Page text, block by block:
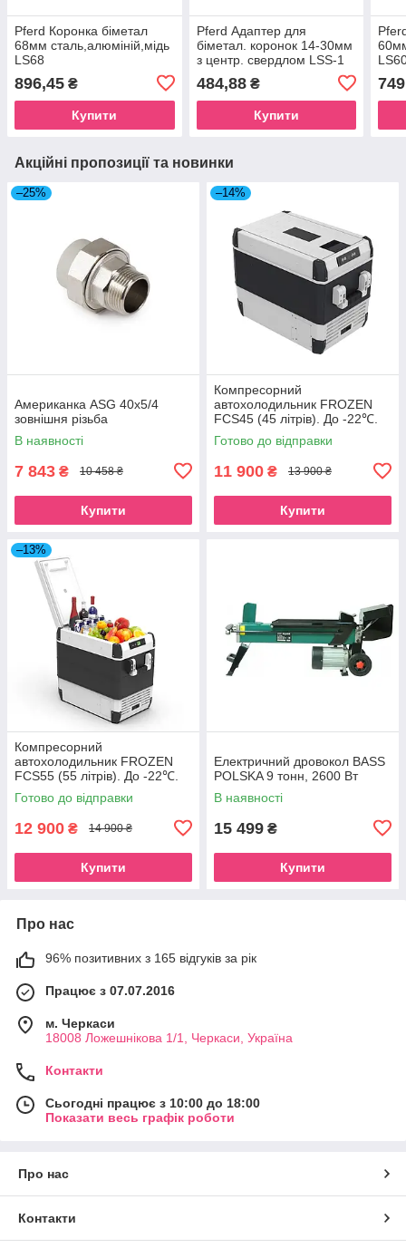
Pferd Коронка біметал
68мм сталь,алюміній,мідь
LS68
896,45 ₴
Купити
Pferd Адаптер для
біметал. коронок 14-30мм
з центр. свердлом LSS-1
484,88₴
Купити
Акційні пропозиції та новинки
–25%
Американка ASG 40x5/4
зовнішня різьба
В наявності
7 843 ₴ 10 458 ₴
Купити
–14%
Компресорний
автохолодильник FROZEN
FCS45 (45 літрів). До -22℃.
Живлення 12, 24, 220 вольт
Готово до відправки
11 900 ₴ 13 900 ₴
Купити
–13%
Компресорний
автохолодильник FROZEN
FCS55 (55 літрів). До -22℃.
Живлення 12, 24, 220 вольт
Готово до відправки
12 900 ₴ 14 900 ₴
Купити
Електричний дровокол BASS
POLSKA 9 тонн, 2600 Вт
В наявності
15 499 ₴
Купити
Про нас
96% позитивних з 165 відгуків за рік
Працює з 07.07.2016
м. Черкаси
18008 Ложешнікова 1/1, Черкаси, Україна
Контакти
Сьогодні працює з 10:00 до 18:00
Показати весь графік роботи
Про нас
Контакти